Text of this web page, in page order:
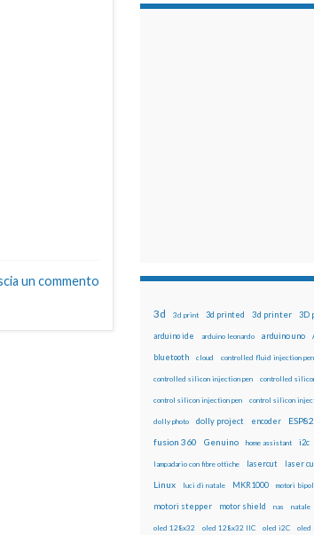
un commento
3d 3d print 3d printed 3d printer 3D
arduino ide arduino leonardo arduino uno
bluetooth cloud controlled fluid injection pen
controlled silicon injection pen controlled
control silicon injection pen control silicon
dolly photo dolly project encoder
fusion 360 Genuino home assistant i2c
lampadario con fibre ottiche lasercut laser
Linux luci di natale MKR1000 motori
motori stepper motor shield nas natale
oled 128x32 oled 128x32 IIC oled i2C oled